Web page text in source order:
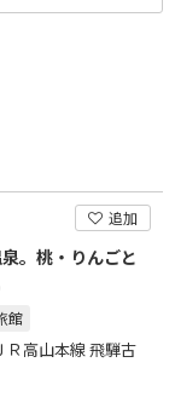
追加
。桃・りんごと
館
高山本線 飛騨古